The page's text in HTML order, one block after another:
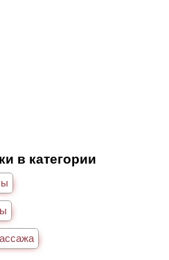
в категории